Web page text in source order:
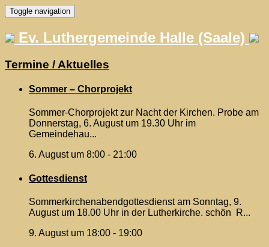
Skip
to
content
Toggle navigation
Ev. Luthergemeinde Halle (Saale)
Termine / Aktuelles
Sommer – Chorprojekt
Sommer-Chorprojekt zur Nacht der Kirchen. Probe am
Donnerstag, 6. August um 19.30 Uhr im
Gemeindehau...
6. August um 8:00 - 21:00
Gottesdienst
Sommerkirchenabendgottesdienst am Sonntag, 9.
August um 18.00 Uhr in der Lutherkirche. schön R...
9. August um 18:00 - 19:00